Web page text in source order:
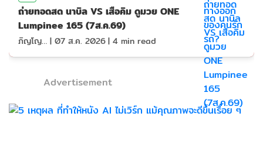
ถ่ายทอดสด นาบิล VS เสือคิม ดูมวย ONE
Lumpinee 165 (7ส.ค.69)
ภิญโญ ส่องแสง | 07 ส.ค. 2026| 4 min read
Advertisement